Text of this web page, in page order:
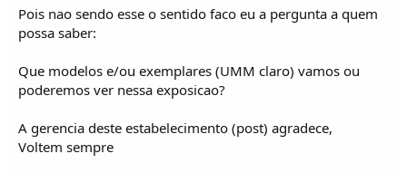
Pois nao sendo esse o sentido faco eu a pergunta a quem
possa saber:
Que modelos e/ou exemplares (UMM claro) vamos ou
poderemos ver nessa exposicao?
A gerencia deste estabelecimento (post) agradece,
Voltem sempre